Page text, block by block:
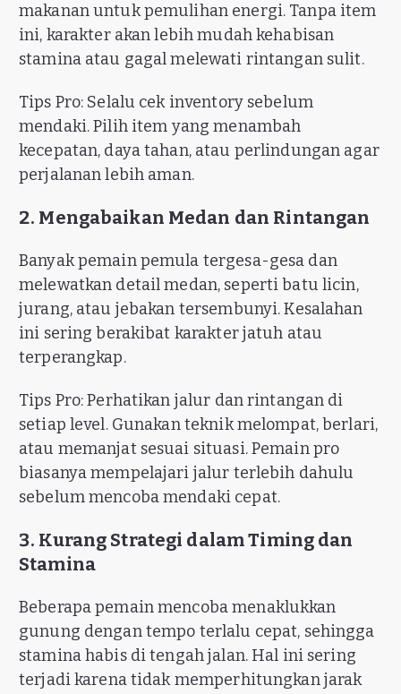
makanan untuk pemulihan energi. Tanpa item
ini, karakter akan lebih mudah kehabisan
stamina atau gagal melewati rintangan sulit.
Tips Pro: Selalu cek inventory sebelum
mendaki. Pilih item yang menambah
kecepatan, daya tahan, atau perlindungan agar
perjalanan lebih aman.
2. Mengabaikan Medan dan Rintangan
Banyak pemain pemula tergesa-gesa dan
melewatkan detail medan, seperti batu licin,
jurang, atau jebakan tersembunyi. Kesalahan
ini sering berakibat karakter jatuh atau
terperangkap.
Tips Pro: Perhatikan jalur dan rintangan di
setiap level. Gunakan teknik melompat, berlari,
atau memanjat sesuai situasi. Pemain pro
biasanya mempelajari jalur terlebih dahulu
sebelum mencoba mendaki cepat.
3. Kurang Strategi dalam Timing dan
Stamina
Beberapa pemain mencoba menaklukkan
gunung dengan tempo terlalu cepat, sehingga
stamina habis di tengah jalan. Hal ini sering
terjadi karena tidak memperhitungkan jarak